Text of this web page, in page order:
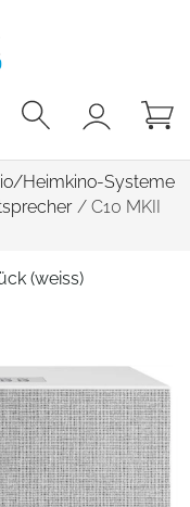
Heimkino-Systeme
/ C10 MKII
(weiss)